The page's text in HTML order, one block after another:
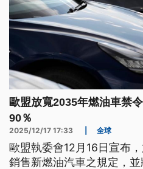
歐盟放寬2035年燃油車禁
90％
2025/12/17 17:33 全球
歐盟執委會12月16日宣布
銷售新燃油汽車之規定，